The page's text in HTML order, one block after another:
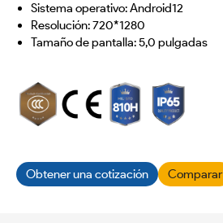
Sistema operativo: Android12
Resolución: 720*1280
Tamaño de pantalla: 5,0 pulgadas
Obtener una cotización Comparar